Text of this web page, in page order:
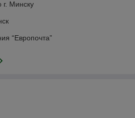
г. Минску
“Европочта”